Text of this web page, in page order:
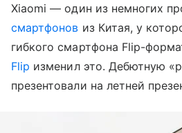
Xiaomi — один из немногих
смартфонов из Китая, у
гибкого смартфона Flip-
Flip изменил это. Дебютную
презентовали на летней